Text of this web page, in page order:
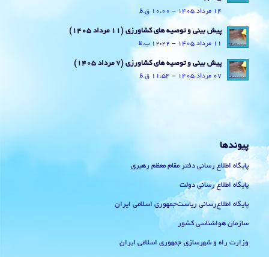
14 مرداد 1405 - 10:00 ق.ظ
پیش بینی و توصیه های کشاورزی (11 مرداد ۱۴۰۵)
11 مرداد 1405 - 12:22 ب.ظ
پیش بینی و توصیه های کشاورزی (7 مرداد ۱۴۰۵)
07 مرداد 1405 - 11:54 ق.ظ
پیوندها
پایگاه اطلاع رسانی دفتر مقام معظم رهبری
پایگاه اطلاع رسانی دولت
پایگاه اطلاع‌رسانی ریاست‌جمهوری اسلامی ایران
سازمان هواشناسی کشور
وزارت راه و شهرسازی جمهوری اسلامی ایران